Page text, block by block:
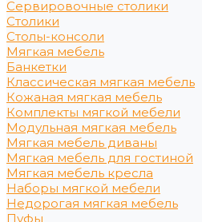
Сервировочные столики
Столики
Столы-консоли
Мягкая мебель
Банкетки
Классическая мягкая мебель
Кожаная мягкая мебель
Комплекты мягкой мебели
Модульная мягкая мебель
Мягкая мебель диваны
Мягкая мебель для гостиной
Мягкая мебель кресла
Наборы мягкой мебели
Недорогая мягкая мебель
Пуфы